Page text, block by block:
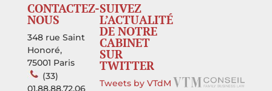
CONTACTEZ-
NOUS
348 rue Saint
Honoré,
75001 Paris
(33)
01.88.88.72.06
SUIVEZ
L’ACTUALITÉ
DE NOTRE
CABINET
SUR
TWITTER
Tweets by VTdM